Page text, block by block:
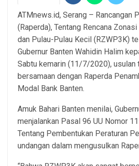
ATMnews.id, Serang – Rancangan
(Raperda), Tentang Rencana
dan Pulau-Pulau Kecil (RZWP3K)
Gubernur Banten Wahidin Halim
Sabtu kemarin (11/7/2020), usulan
bersamaan dengan Raperda
Modal Bank Banten.
Amuk Bahari Banten menilai,
menjalankan Pasal 96 UU Nomor
Tentang Pembentukan Peraturan
undangan dalam mengusulkan